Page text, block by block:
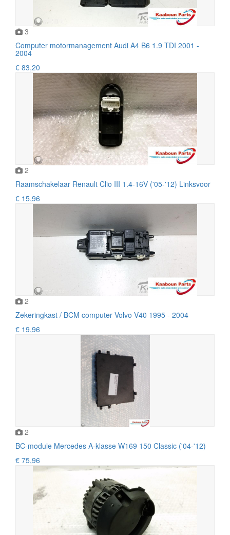
3
Computer motormanagement Audi A4 B6 1.9 TDI 2001 -
2004
€ 83,20
2
Raamschakelaar Renault Clio III 1.4-16V ('05-'12) Linksvoor
€ 15,96
2
Zekeringkast / BCM computer Volvo V40 1995 - 2004
€ 19,96
2
BC-module Mercedes A-klasse W169 150 Classic ('04-'12)
€ 75,96